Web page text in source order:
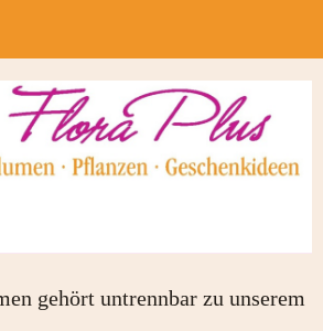
gehört untrennbar zu unserem